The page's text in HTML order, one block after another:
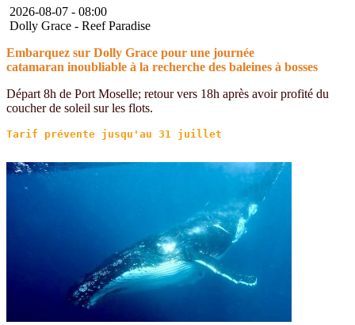
2026-08-07 - 08:00
Dolly Grace - Reef Paradise
Embarquez sur Dolly Grace pour une journée
catamaran inoubliable à la recherche des baleines à bosses
Départ 8h de Port Moselle; retour vers 18h après avoir profité du
coucher de soleil sur les flots.